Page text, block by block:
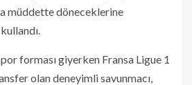
müddette döneceklerine
forması giyerken Fransa Ligue 1
olan deneyimli savunmacı,